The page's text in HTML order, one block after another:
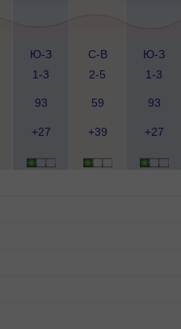
Ю-З
1-3
С-В
2-5
Ю-З
1-3
93 59 93
+27 +39 +27